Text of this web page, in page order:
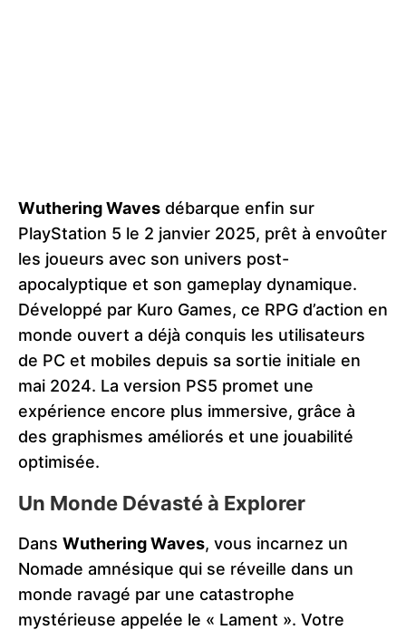
Wuthering Waves débarque enfin sur
PlayStation 5 le 2 janvier 2025, prêt à envoûter
les joueurs avec son univers post-
apocalyptique et son gameplay dynamique.
Développé par Kuro Games, ce RPG d’action en
monde ouvert a déjà conquis les utilisateurs
de PC et mobiles depuis sa sortie initiale en
mai 2024. La version PS5 promet une
expérience encore plus immersive, grâce à
des graphismes améliorés et une jouabilité
optimisée.
Un Monde Dévasté à Explorer
Dans Wuthering Waves, vous incarnez un
Nomade amnésique qui se réveille dans un
monde ravagé par une catastrophe
mystérieuse appelée le « Lament ». Votre